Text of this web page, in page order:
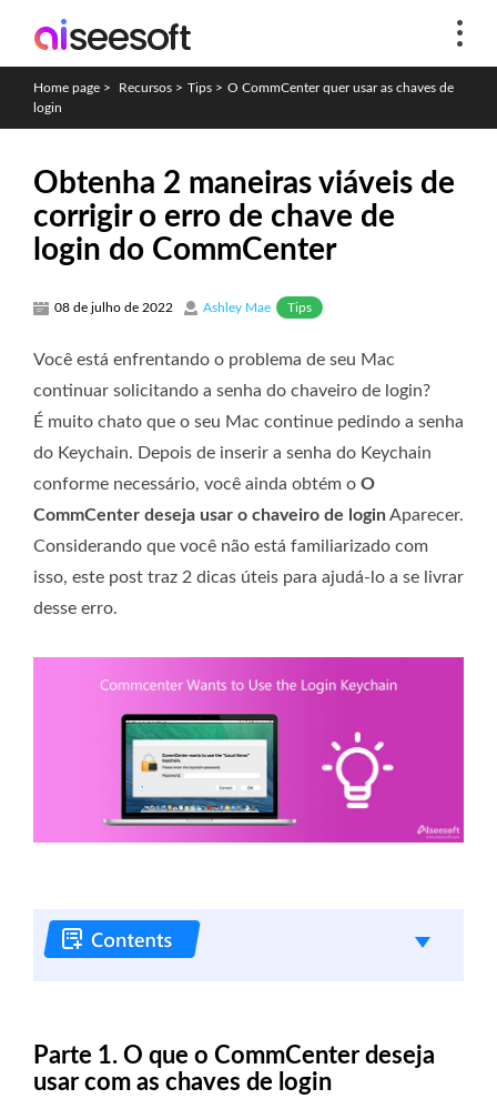
Home page > Recursos > Tips > O CommCenter quer usar as chaves de
login
Obtenha 2 maneiras viáveis ​​de
corrigir o erro de chave de
login do CommCenter
08 de julho de 2022 Ashley Mae Tips
Você está enfrentando o problema de seu Mac
continuar solicitando a senha do chaveiro de login?
É muito chato que o seu Mac continue pedindo a senha
do Keychain. Depois de inserir a senha do Keychain
conforme necessário, você ainda obtém o O
CommCenter deseja usar o chaveiro de loginAparecer.
Considerando que você não está familiarizado com
isso, este post traz 2 dicas úteis para ajudá-lo a se livrar
desse erro.
Parte 1. O que o CommCenter deseja
usar com as chaves de login